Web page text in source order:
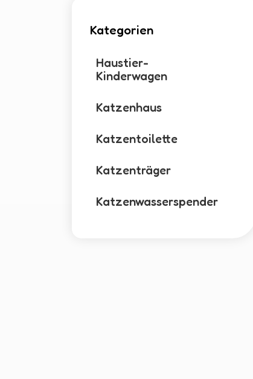
Kategorien
Haustier-
Kinderwagen
Katzenhaus
Katzentoilette
Katzenträger
Katzenwasserspender